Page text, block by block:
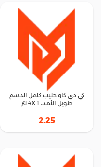
كي دي كاو حليب كامل الدسم
طويل الأمد، 4X 1 لتر
2.25